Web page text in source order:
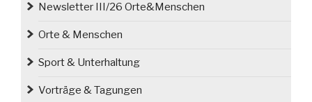
Newsletter III/26 Orte&Menschen
Orte & Menschen
Sport & Unterhaltung
Vorträge & Tagungen